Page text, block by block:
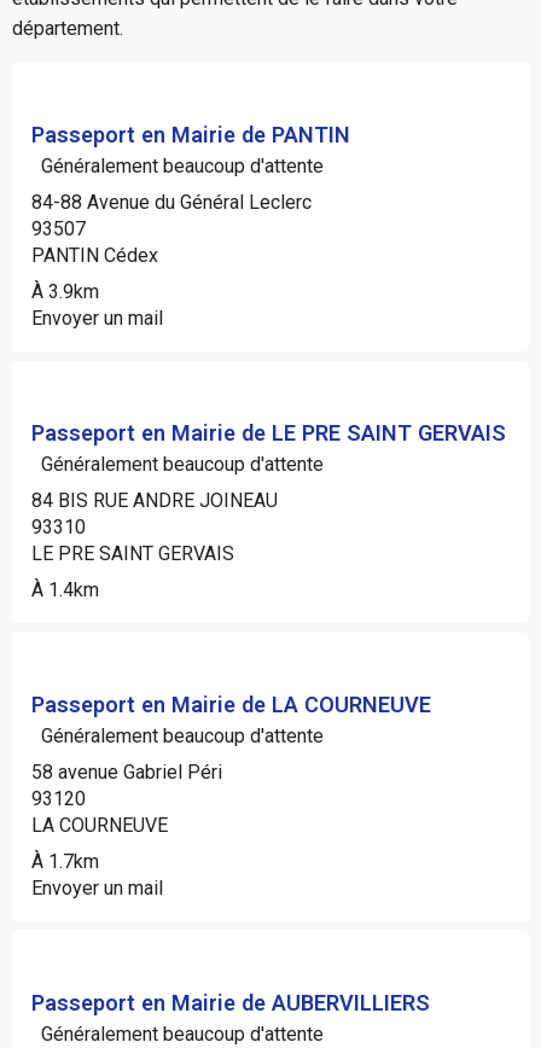
département.
Passeport en Mairie de PANTIN
Généralement beaucoup d'attente
84-88 Avenue du Général Leclerc
93507
PANTIN Cédex
À 3.9km
Envoyer un mail
Passeport en Mairie de LE PRE SAINT GERVAIS
Généralement beaucoup d'attente
84 BIS RUE ANDRE JOINEAU
93310
LE PRE SAINT GERVAIS
À 1.4km
Passeport en Mairie de LA COURNEUVE
Généralement beaucoup d'attente
58 avenue Gabriel Péri
93120
LA COURNEUVE
À 1.7km
Envoyer un mail
Passeport en Mairie de AUBERVILLIERS
Généralement beaucoup d'attente